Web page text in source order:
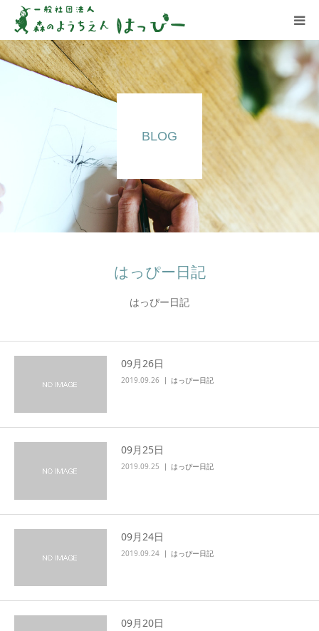
BLOG
はっぴー日記
はっぴー日記
09月26日
2019.09.26 はっぴー日記
09月25日
2019.09.25 はっぴー日記
09月24日
2019.09.24 はっぴー日記
09月20日
はっぴーについて
はっぴーの保育
お知らせ
ブログ
アクセス